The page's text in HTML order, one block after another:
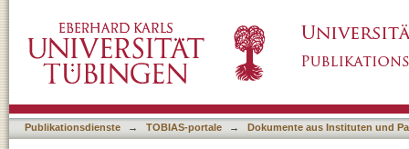
Publikationsdienste → TOBIAS-portale → Dokumente aus Instituten und